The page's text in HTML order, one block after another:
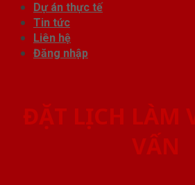
Dự án thực tế
Tin tức
Liên hệ
Đăng nhập
ĐẶT LỊCH LÀM
VẤN